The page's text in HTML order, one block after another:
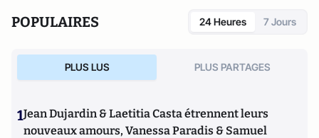
POPULAIRES 24 Heures 7 Jours
PLUS LUS PLUS PARTAGES
1Jean Dujardin & Laetitia Casta étrennent leurs
nouveaux amours, Vanessa Paradis & Samuel